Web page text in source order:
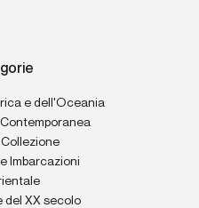
e dell'Oceania
Imbarcazioni
del XX secolo